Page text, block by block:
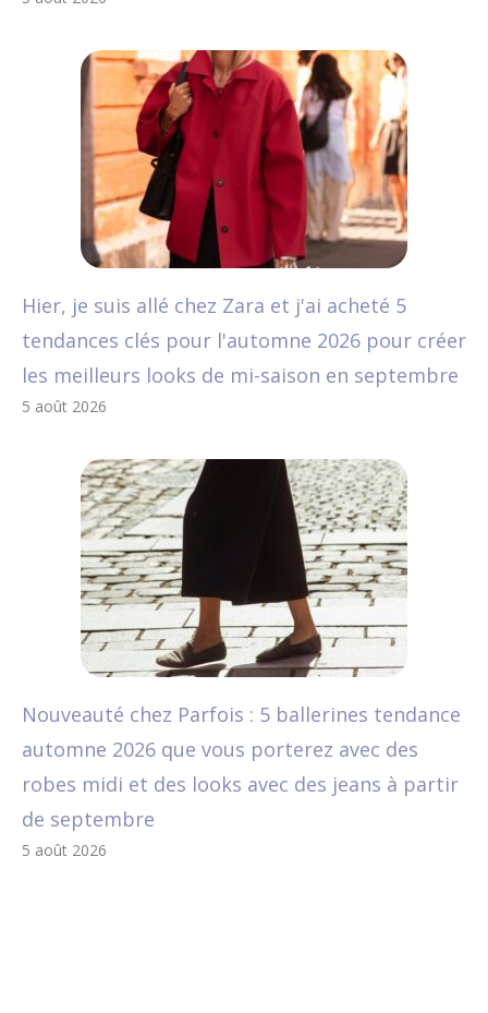
Hier, je suis allé chez Zara et j'ai acheté 5
tendances clés pour l'automne 2026 pour créer
les meilleurs looks de mi-saison en septembre
5 août 2026
Nouveauté chez Parfois : 5 ballerines tendance
automne 2026 que vous porterez avec des
robes midi et des looks avec des jeans à partir
de septembre
5 août 2026